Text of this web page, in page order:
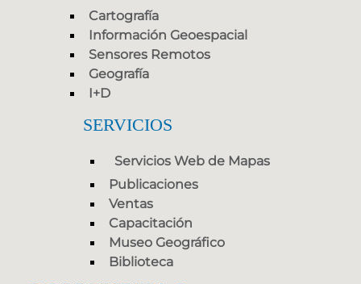
Cartografía
Información Geoespacial
Sensores Remotos
Geografía
I+D
SERVICIOS
Servicios Web de Mapas
Publicaciones
Ventas
Capacitación
Museo Geográfico
Biblioteca